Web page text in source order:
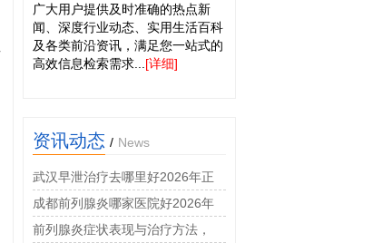
广大用户提供及时准确的热点新
闻、深度行业动态、实用生活百科
及各类前沿资讯，满足您一站式的
高效信息检索需求... [详细]
资讯动态 / News
武汉早泄治疗去哪里好2026年正
规男科门诊口碑排名推荐
成都前列腺炎哪家医院好2026年
男科专科诊疗费用透明
前列腺炎症状表现与治疗方法，